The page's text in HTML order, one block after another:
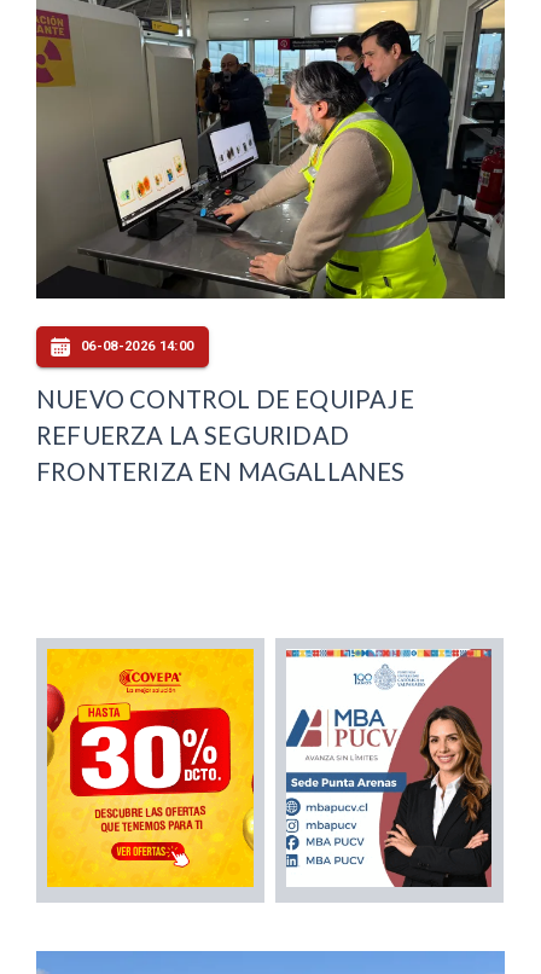
06-08-2026 14:00
NUEVO CONTROL DE EQUIPAJE
REFUERZA LA SEGURIDAD
FRONTERIZA EN MAGALLANES